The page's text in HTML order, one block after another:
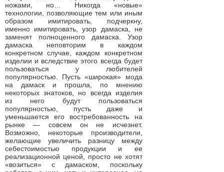
ножами, но… Никогда «новые»
технологии, позволяющие тем или иным
образом имитировать, подчеркну,
именно имитировать, узор дамаска, не
заменят полноценного дамаска. Узор
дамаска неповторим в каждом
конкретном случае, каждом конкретном
изделии и вследствие этого всегда будет
пользоваться у любителей
популярностью. Пусть «широкая» мода
на дамаск и прошла, по мнению
некоторых знатоков, но всегда изделия
из него будут пользоваться
популярностью, пусть даже и
уменьшается его востребованность на
рынке — совсем он не исчезнет.
Возможно, некоторые производители,
желающие увеличить разницу между
себестоимостью продукции и ее
реализационной ценой, просто не хотят
«возиться» с дамаском, поскольку